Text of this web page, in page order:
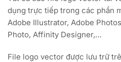
dụng trực tiếp trong các phần
Adobe Illustrator, Adobe
Photo, Affinity Designer,…
File logo vector được lưu trữ